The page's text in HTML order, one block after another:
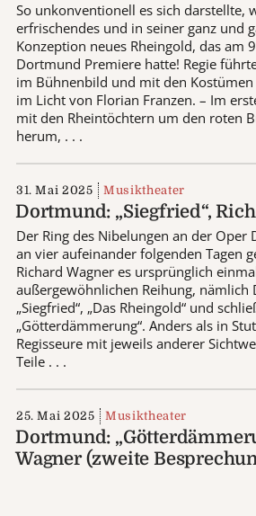
So unkonventionell es sich darstellte,
erfrischendes und in seiner ganz und
Konzeption neues Rheingold, das am
Dortmund Premiere hatte! Regie
im Bühnenbild und mit den Kostümen
im Licht von Florian Franzen. – Im
mit den Rheintöchtern um den roten
herum, . . .
31. Mai 2025 Musiktheater
Dortmund: „Siegfried“,
Der Ring des Nibelungen an der
an vier aufeinander folgenden Tagen
Richard Wagner es ursprünglich
außergewöhnlichen Reihung, nämlich
„Siegfried“, „Das Rheingold“ und
„Götterdämmerung“. Anders als in
Regisseure mit jeweils anderer
Teile . . .
25. Mai 2025 Musiktheater
Dortmund:
Wagner (zweite